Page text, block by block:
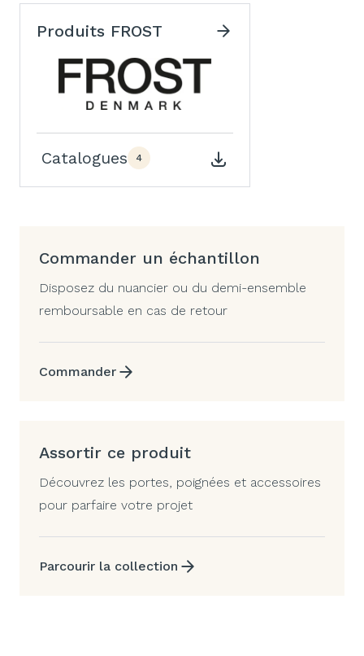
Produits FROST
Catalogues 4
Commander un échantillon
Disposez du nuancier ou du demi-ensemble
remboursable en cas de retour
Commander
Assortir ce produit
Découvrez les portes, poignées et accessoires
pour parfaire votre projet
Parcourir la collection